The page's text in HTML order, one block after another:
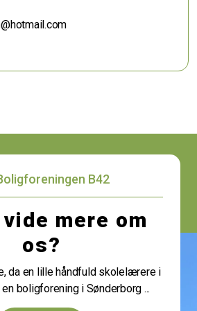
B42
mere om
os?
da en lille håndfuld skolelærere i
boligforening i Sønderborg ...